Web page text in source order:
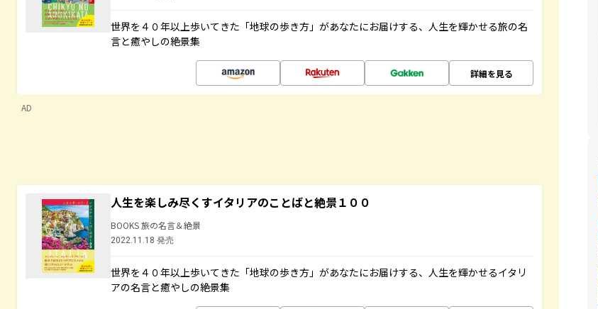
世界を４０年以上歩いてきた「地球の歩き方」があなたにお届けする、人生を輝かせる旅の名
言と癒やしの絶景集
詳細を見る
AD
人生を楽しみ尽くすイタリアのことばと絶景１００
BOOKS 旅の名言＆絶景
2022.11.18 発売
世界を４０年以上歩いてきた「地球の歩き方」があなたにお届けする、人生を輝かせるイタリ
アの名言と癒やしの絶景集